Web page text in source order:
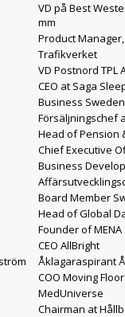
VD på Best
mm
Product
Trafikverket
VD Postnord TPL
CEO at Saga
Business
Försäljningschef
Head of Pension
Chief Executive
Business
Board Member
Head of Global
Founder of
CEO AllBright
Åklagaraspirant
COO Moving
MedUniverse
Chairman at